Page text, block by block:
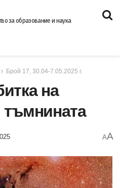
за образование и наука
Брой 17, 30.04-7.05.2025 г.
на
тъмнината
AA